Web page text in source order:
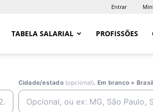
Entrar
TABELA SALARIAL PROFISSÕES
Cidade/estado (opcional). Em branco = Brasil